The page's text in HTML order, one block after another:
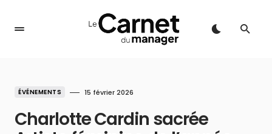
ÉVÉNEMENTS 15 février 2026
Charlotte Cardin sacrée